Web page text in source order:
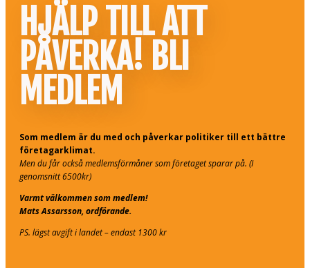
HJÄLP TILL ATT
PÅVERKA! BLI
MEDLEM
Som medlem är du med och påverkar politiker till ett bättre
företagarklimat.
Men du får också medlemsförmåner som företaget sparar på. (I
genomsnitt 6500kr)
Varmt välkommen som medlem!
Mats Assarsson, ordförande.
PS. lägst avgift i landet – endast 1300 kr